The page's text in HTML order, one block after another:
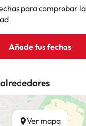
para comprobar la
Añade tus fechas
Ver mapa